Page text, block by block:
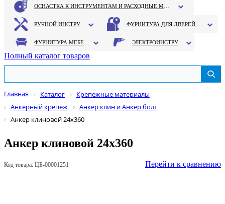
Полный каталог товаров
Главная Каталог
Крепежные материалы
Анкерный крепеж
Анкер клин и Анкер болт
Анкер клиновой 24х360
Анкер клиновой 24х360
Код товара: ЦБ-00001251 Перейти к сравнению